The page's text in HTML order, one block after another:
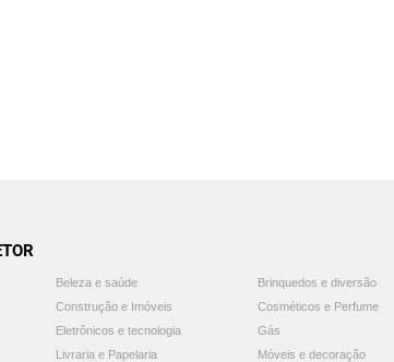
Beleza e saúde
Brinquedos e diversão
Construção e Imóveis
Cosméticos e Perfume
Eletrônicos e tecnologia
Gás
Livraria e Papelaria Móveis e decoração